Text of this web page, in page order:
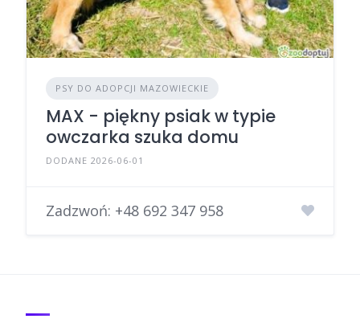
PSY DO ADOPCJI MAZOWIECKIE
MAX - piękny psiak w typie
owczarka szuka domu
DODANE 2026-06-01
Zadzwoń: +48 692 347 958